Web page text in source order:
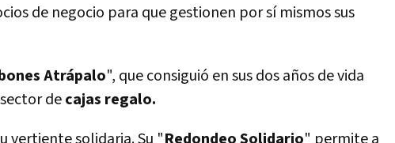
de negocio para que gestionen por sí­ mismos sus
Atrápalo", que consiguió en sus dos años de vida
decajas regalo.